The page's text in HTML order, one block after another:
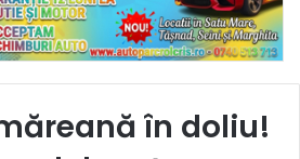
în doliu!